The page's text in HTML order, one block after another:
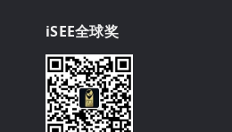
iSEE全球奖